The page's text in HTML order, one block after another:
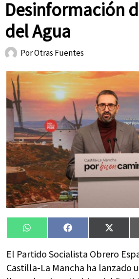
Desinformación
del Agua
PorOtras Fuentes
Compartir
en
WhatsAppCompartir
en
Facebook
en
X
El Partido Socialista Obrero
Castilla-La Mancha ha lanzado